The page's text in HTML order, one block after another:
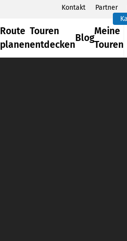
Kontakt Partner
Route
planen
Touren
entdecken
Blog
Meine
Touren